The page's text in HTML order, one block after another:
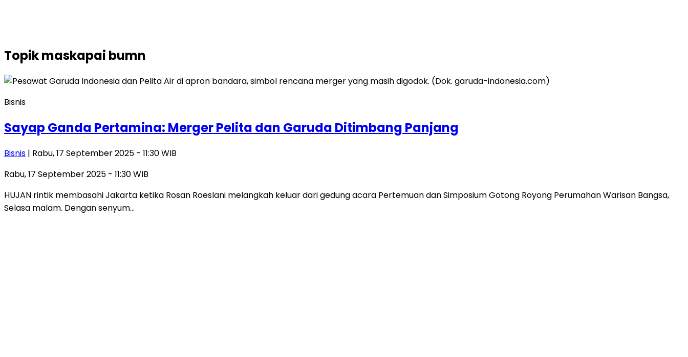
Topikmaskapai bumn
Bisnis
Sayap Ganda Pertamina: Merger Pelita dan Garuda Ditimbang Panjang
Bisnis | Rabu, 17 September 2025 - 11:30 WIB
Rabu, 17 September 2025 - 11:30 WIB
HUJAN rintik membasahi Jakarta ketika Rosan Roeslani melangkah keluar dari gedung acara Pertemuan dan Simposium Gotong Royong Perumahan Warisan Bangsa,
Selasa malam. Dengan senyum…